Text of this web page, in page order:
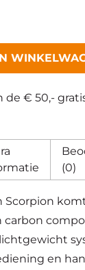
de € 50,-
(0)
Scorpion
carbon
en